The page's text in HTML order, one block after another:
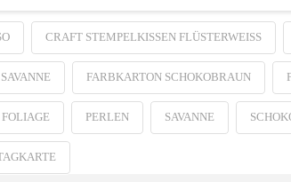
CRAFT STEMPELKISSEN FLÜSTERWEISS
FARBKARTON SCHOKOBRAUN
PERLEN SAVANNE